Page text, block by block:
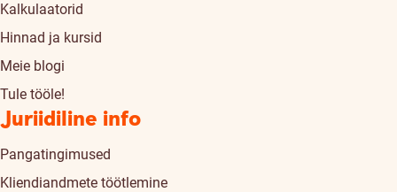
Kalkulaatorid
Hinnad ja kursid
Meie blogi
Tule tööle!
Juriidiline info
Pangatingimused
Kliendiandmete töötlemine